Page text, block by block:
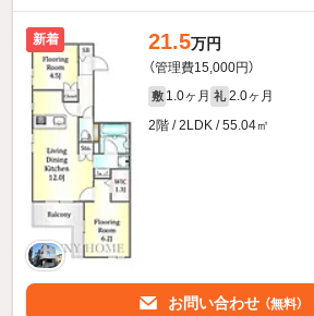
新着 21.5万円
（管理費15,000円）
敷 1.0ヶ月 礼 2.0ヶ月
2階 / 2LDK / 55.04㎡
お問い合わせ （無料）